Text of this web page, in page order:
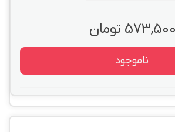
573,500 تومان
ناموجود